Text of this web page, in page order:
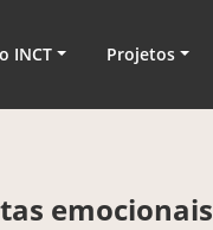
INCT Projetos
emocionais